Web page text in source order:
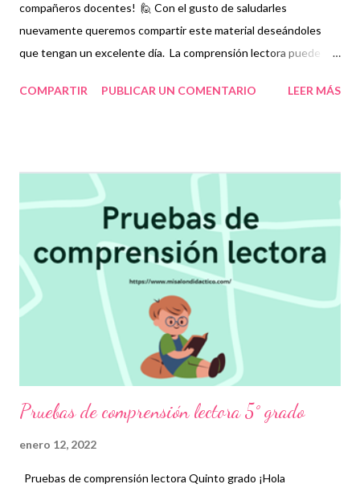
compañeros docentes! 🙋 Con el gusto de saludarles
nuevamente queremos compartir este material deseándoles
que tengan un excelente día. La comprensión lectora puede
interpretar un texto. No basta sólo con entender el significado
fluidez, también les permitirá comprender adecuadamente lo
que leen y, si es el caso, emitir una opinión razonable mediante la
formulación de argumentos, que en un futuro, les ayudará a
expresarse de la mejor manera en diversas situaciones.
Agradecemos enormemente a los autores de este grandioso
material recordando que nosotros sólo lo compartimos con fines
informativos y educativos. 👏 Descarga 👇 Pruebas de
comprensión lectora 4° grado ¡Gr...
COMPARTIR PUBLICAR UN COMENTARIO LEER MÁS
Pruebas de comprensión lectora 5° grado
enero 12, 2022
Pruebas de comprensión lectora Quinto grado ¡Hola